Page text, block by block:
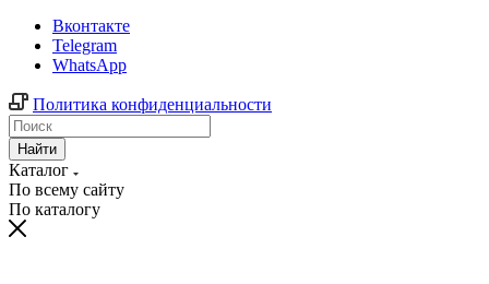
Вконтакте
Telegram
WhatsApp
Политика конфиденциальности
Найти
Каталог
По всему сайту
По каталогу